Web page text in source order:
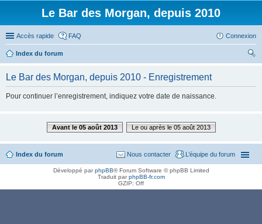
Le Bar des Morgan, depuis 2010
Accès rapide FAQ Connexion
Index du forum
Le Bar des Morgan, depuis 2010 - Enregistrement
Pour continuer l’enregistrement, indiquez votre date de naissance.
Avant le 05 août 2013 Le ou après le 05 août 2013
Index du forum L’équipe du forum
Nous contacter
Développé parphpBB® Forum Software © phpBB Limited
Traduit parphpBB-fr.com
GZIP: Off